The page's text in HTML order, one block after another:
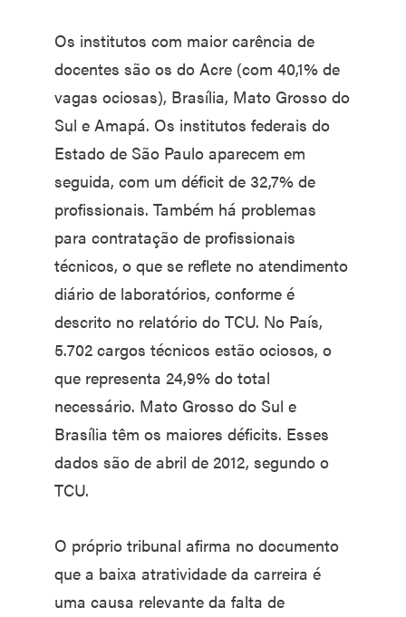
Os institutos com maior carência de
docentes são os do Acre (com 40,1% de
vagas ociosas), Brasília, Mato Grosso do
Sul e Amapá. Os institutos federais do
Estado de São Paulo aparecem em
seguida, com um déficit de 32,7% de
profissionais. Também há problemas
para contratação de profissionais
técnicos, o que se reflete no atendimento
diário de laboratórios, conforme é
descrito no relatório do TCU. No País,
5.702 cargos técnicos estão ociosos, o
que representa 24,9% do total
necessário. Mato Grosso do Sul e
Brasília têm os maiores déficits. Esses
dados são de abril de 2012, segundo o
TCU.
O próprio tribunal afirma no documento
que a baixa atratividade da carreira é
uma causa relevante da falta de